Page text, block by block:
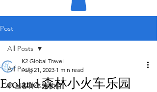
Post
All Posts
韩国各种体验项目
All Posts
Ecoland 森林小火车乐园
K2 Global Travel
Aug 21, 2023 1 min read